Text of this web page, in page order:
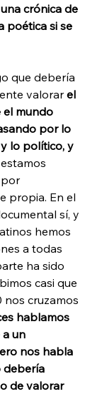
crónica de
poética si se
que debería
valorar el
el mundo
por lo
lo político, y
por
propia. En el
sí, y
hemos
a todas
ha sido
casi que
nos cruzamos
hablamos
un
nos habla
debería
de valorar